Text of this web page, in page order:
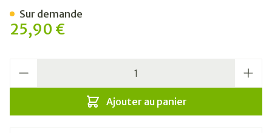
25,90 €
Ajouter au panier
Sur demande